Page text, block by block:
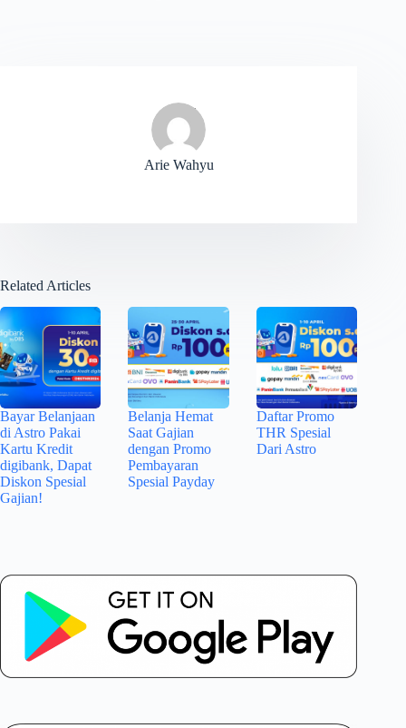
Arie Wahyu
Related Articles
Bayar Belanjaan
di Astro Pakai
Kartu Kredit
digibank, Dapat
Diskon Spesial
Gajian!
Belanja Hemat
Saat Gajian
dengan Promo
Pembayaran
Spesial Payday
Daftar Promo
THR Spesial
Dari Astro